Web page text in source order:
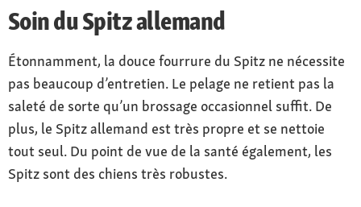
Soin du Spitz allemand
Étonnamment, la douce fourrure du Spitz ne nécessite
pas beaucoup d’entretien. Le pelage ne retient pas la
saleté de sorte qu’un brossage occasionnel suffit. De
plus, le Spitz allemand est très propre et se nettoie
tout seul. Du point de vue de la santé également, les
Spitz sont des chiens très robustes.